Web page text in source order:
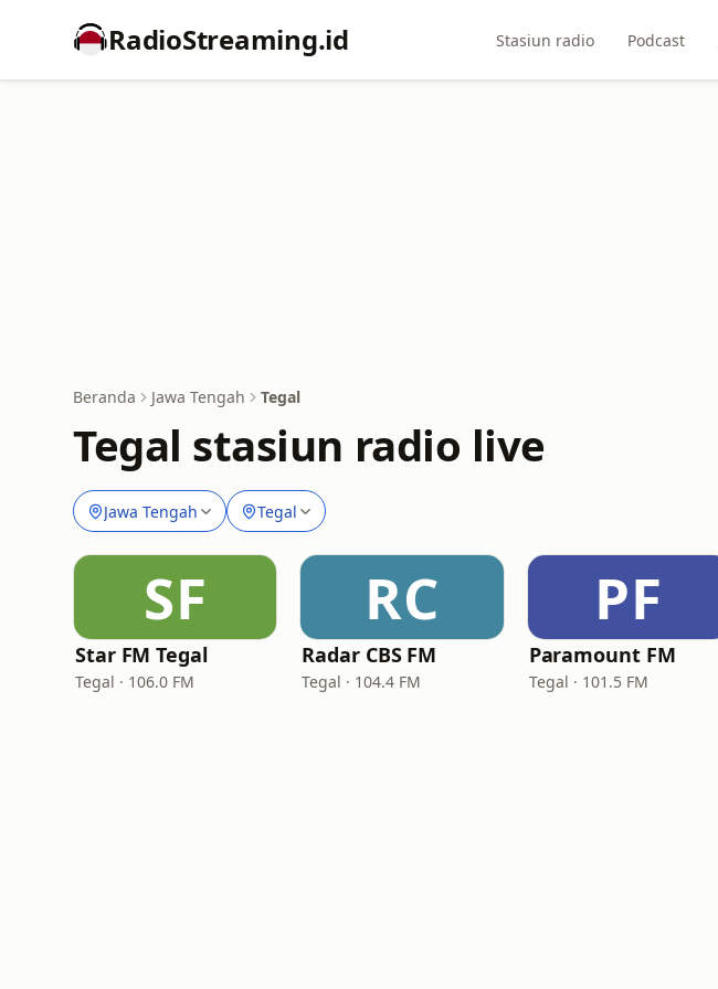
RadioStreaming.id Stasiun radio Podcast
Beranda Jawa Tengah Tegal
Tegal stasiun radio live
Jawa Tengah Tegal
SF
Star FM Tegal
Tegal · 106.0 FM
RC
Radar CBS FM
Tegal · 104.4 FM
PF
Paramount FM
Tegal · 101.5 FM